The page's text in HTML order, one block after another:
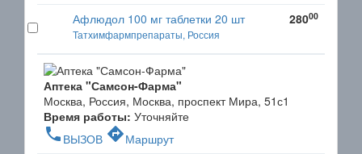
Афлюдол 100 мг таблетки 20 шт
Татхимфармпрепараты, Россия
28000
Аптека "Самсон-Фарма"
Москва, Россия, Москва, проспект Мира, 51с1
Время работы: Уточняйте
phone ВЫЗОВ directionsМаршрут